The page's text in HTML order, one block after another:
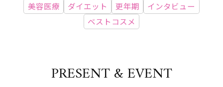
美容医療
ダイエット 更年期
インタビュー
ベストコスメ
PRESENT & EVENT